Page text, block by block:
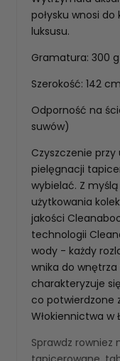
połysku wnosi
luksusu.
Gramatura: 300
Szerokość: 142
Odporność na
suwów)
Czyszczenie
pielęgnacji
wybielać. Z
użytkowania
jakości
technologii
wody - każdy
wnika do
charakteryzuje
co potwierdzone
Włokiennictwa w
Sprawdz rowniez